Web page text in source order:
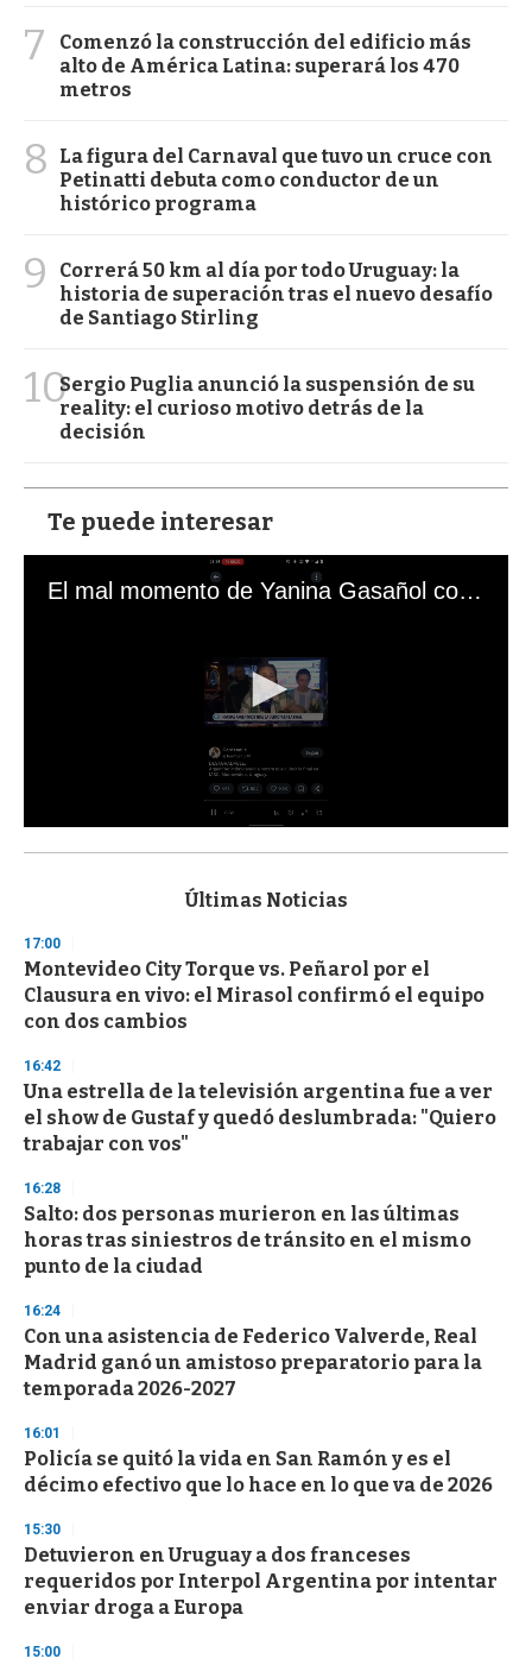
7
Comenzó la construcción del edificio más
alto de América Latina: superará los 470
metros
8
La figura del Carnaval que tuvo un cruce con
Petinatti debuta como conductor de un
histórico programa
9
Correrá 50 km al día por todo Uruguay: la
historia de superación tras el nuevo desafío
de Santiago Stirling
10Sergio Puglia anunció la suspensión de su
reality: el curioso motivo detrás de la
decisión
Te puede interesar
El mal momento de Yanina Gasañol con un hincha argentino en "Subrayado"
s
d
s
o
f
3
s
e
c
o
n
Últimas Noticias
17:00
Montevideo City Torque vs. Peñarol por el
Clausura en vivo: el Mirasol confirmó el equipo
con dos cambios
16:42
Una estrella de la televisión argentina fue a ver
el show de Gustaf y quedó deslumbrada: "Quiero
trabajar con vos"
16:28
Salto: dos personas murieron en las últimas
horas tras siniestros de tránsito en el mismo
punto de la ciudad
16:24
Con una asistencia de Federico Valverde, Real
Madrid ganó un amistoso preparatorio para la
temporada 2026-2027
16:01
Policía se quitó la vida en San Ramón y es el
décimo efectivo que lo hace en lo que va de 2026
15:30
Detuvieron en Uruguay a dos franceses
requeridos por Interpol Argentina por intentar
enviar droga a Europa
15:00